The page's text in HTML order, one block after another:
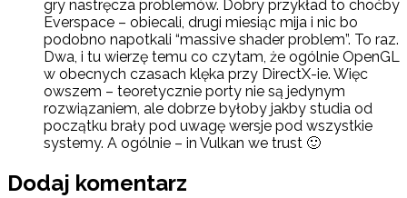
gry nastręcza problemów. Dobry przykład to choćby
Everspace – obiecali, drugi miesiąc mija i nic bo
podobno napotkali “massive shader problem”. To raz.
Dwa, i tu wierzę temu co czytam, że ogólnie OpenGL
w obecnych czasach klęka przy DirectX-ie. Więc
owszem – teoretycznie porty nie są jedynym
rozwiązaniem, ale dobrze byłoby jakby studia od
początku brały pod uwagę wersje pod wszystkie
systemy. A ogólnie – in Vulkan we trust 🙂
Dodaj komentarz